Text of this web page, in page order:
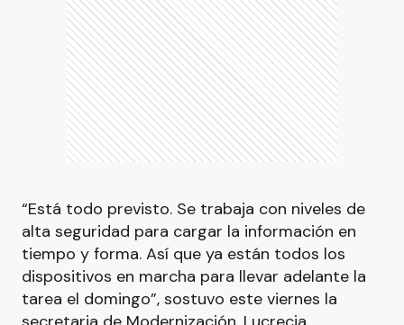
“Está todo previsto. Se trabaja con niveles de
alta seguridad para cargar la información en
tiempo y forma. Así que ya están todos los
dispositivos en marcha para llevar adelante la
tarea el domingo”, sostuvo este viernes la